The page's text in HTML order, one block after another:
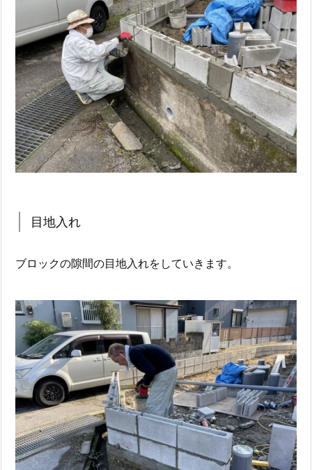
目地入れ
ブロックの隙間の目地入れをしていきます。